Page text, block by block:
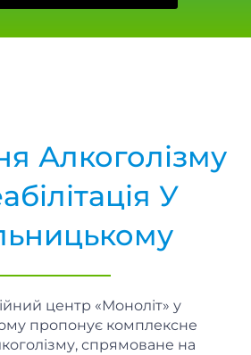
Алкоголізму
У
центр «Моноліт» у
пропонує комплексне
спрямоване на